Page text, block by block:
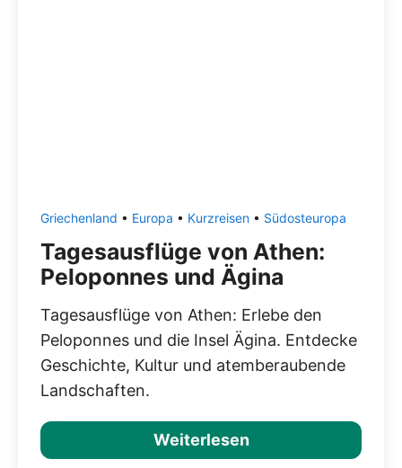
Griechenland • Europa • Kurzreisen • Südosteuropa
Tagesausflüge von Athen:
Peloponnes und Ägina
Tagesausflüge von Athen: Erlebe den
Peloponnes und die Insel Ägina. Entdecke
Geschichte, Kultur und atemberaubende
Landschaften.
Weiterlesen